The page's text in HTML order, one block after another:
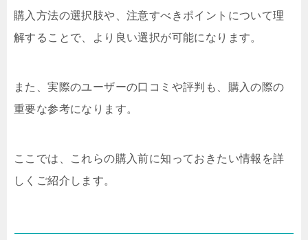
購入方法の選択肢や、注意すべきポイントについて理
解することで、より良い選択が可能になります。
また、実際のユーザーの口コミや評判も、購入の際の
重要な参考になります。
ここでは、これらの購入前に知っておきたい情報を詳
しくご紹介します。